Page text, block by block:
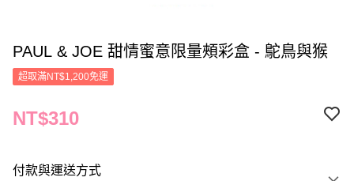
PAUL & JOE 甜情蜜意限量頰彩盒 - 鴕鳥與猴
超取滿NT$1,200免運
NT$310
付款與運送方式